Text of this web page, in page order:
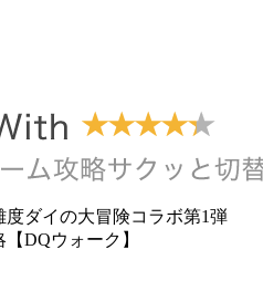
度ダイの大冒険コラボ第1弾
DQウォーク】